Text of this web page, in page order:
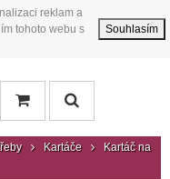
reklam a
tohoto webu s
Souhlasím
Kartáče
Kartáč na